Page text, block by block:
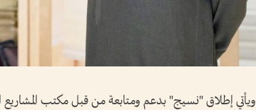
ويأتي إطلاق "نسيج" بدعم ومتابعة من قبل مكتب المشاريع